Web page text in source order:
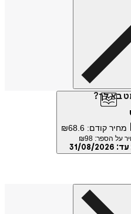
בא לך?
מחיר קודם: ₪68.6
על הספר: ₪98
עד: 31/08/2026